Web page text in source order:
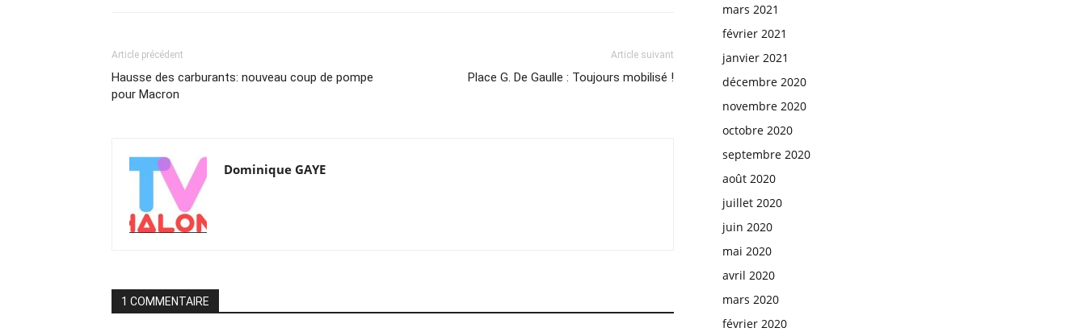
Article précédent
Hausse des carburants: nouveau coup de pompe
pour Macron
Article suivant
Place G. De Gaulle : Toujours mobilisé !
Dominique GAYE
1 COMMENTAIRE
mars 2021
février 2021
janvier 2021
décembre 2020
novembre 2020
octobre 2020
septembre 2020
août 2020
juillet 2020
juin 2020
mai 2020
avril 2020
mars 2020
février 2020